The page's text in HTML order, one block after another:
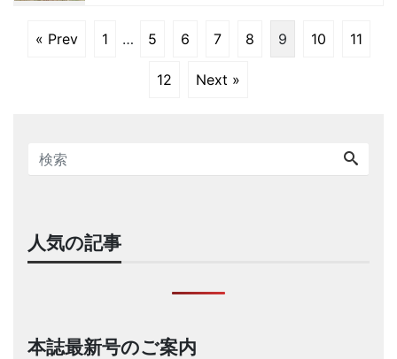
« Prev 1 … 5 6 7 8 9 10 11
12 Next »
人気の記事
本誌最新号のご案内